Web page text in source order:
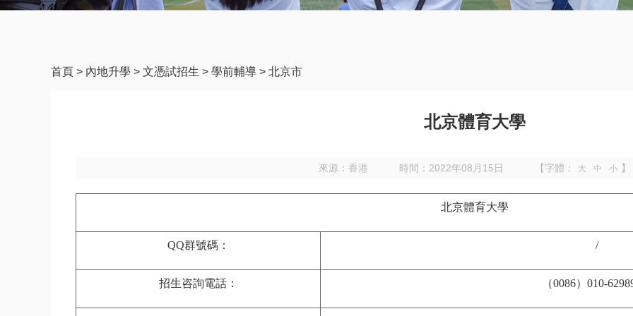
首頁 > 內地升學 > 文憑試招生 > 學前輔導 > 北京市
北京體育大學
來源：香港 時間：2022年08月15日 【字體： 大 中 小 】
北京體育大學
QQ群號碼： /
招生咨詢電話： （0086）010-